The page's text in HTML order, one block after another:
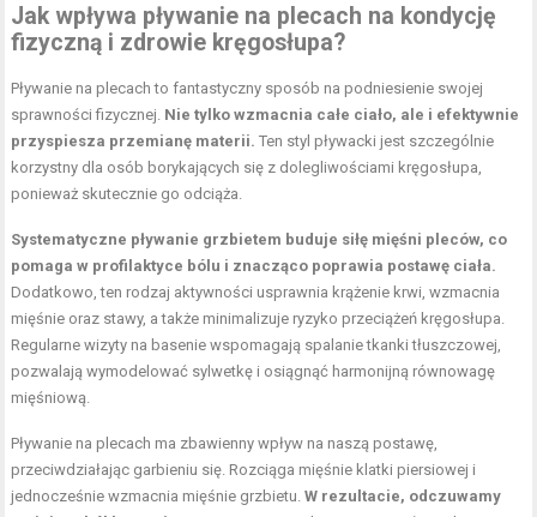
Jak wpływa pływanie na plecach na kondycję
fizyczną i zdrowie kręgosłupa?
Pływanie na plecach to fantastyczny sposób na podniesienie swojej
sprawności fizycznej. Nie tylko wzmacnia całe ciało, ale i efektywnie
przyspiesza przemianę materii. Ten styl pływacki jest szczególnie
korzystny dla osób borykających się z dolegliwościami kręgosłupa,
ponieważ skutecznie go odciąża.
Systematyczne pływanie grzbietem buduje siłę mięśni pleców, co
pomaga w profilaktyce bólu i znacząco poprawia postawę ciała.
Dodatkowo, ten rodzaj aktywności usprawnia krążenie krwi, wzmacnia
mięśnie oraz stawy, a także minimalizuje ryzyko przeciążeń kręgosłupa.
Regularne wizyty na basenie wspomagają spalanie tkanki tłuszczowej,
pozwalają wymodelować sylwetkę i osiągnąć harmonijną równowagę
mięśniową.
Pływanie na plecach ma zbawienny wpływ na naszą postawę,
przeciwdziałając garbieniu się. Rozciąga mięśnie klatki piersiowej i
jednocześnie wzmacnia mięśnie grzbietu.W rezultacie, odczuwamy